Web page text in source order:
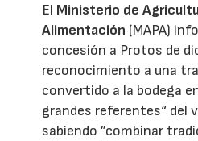
El Ministerio de
Alimentación (MAPA)
concesión a Protos de
reconocimiento a una
convertido a la bodega
grandes referentes“ del
sabiendo ”combinar